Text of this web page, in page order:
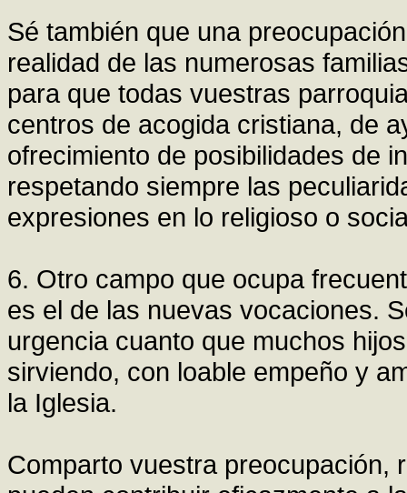
Sé también que una
realidad de las numerosas
para que todas vuestras
centros de acogida cristiana, de
ofrecimiento de posibilidades de
respetando siempre las
expresiones en lo religioso o
6. Otro campo que ocupa
es el de las nuevas vocaciones.
urgencia cuanto que muchos
sirviendo, con loable empeño y
la Iglesia.
Comparto vuestra preocupación,